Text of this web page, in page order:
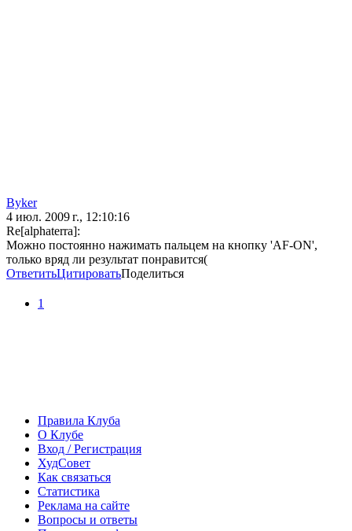
Byker
4 июл. 2009 г., 12:10:16
Re[alphaterra]:
Можно постоянно нажимать пальцем на кнопку 'AF-ON',
только вряд ли результат понравится(
ОтветитьЦитироватьПоделиться
1
Правила Клуба
О Клубе
Вход / Регистрация
ХудСовет
Как связаться
Статистика
Реклама на сайте
Вопросы и ответы